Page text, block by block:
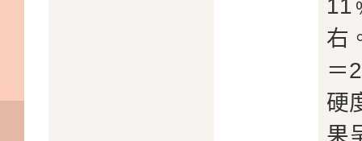
右
＝
硬
果